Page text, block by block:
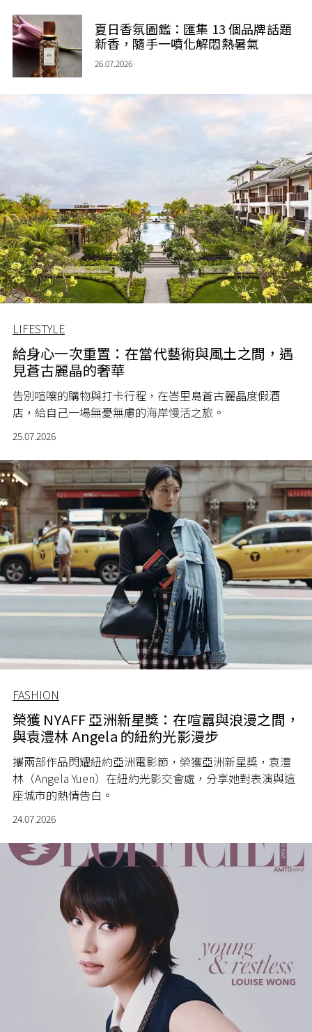
夏日香氛圖鑑：匯集 13 個品牌話題
新香，隨手一噴化解悶熱暑氣
26.07.2026
LIFESTYLE
給身心一次重置：在當代藝術與風土之間，遇
見蒼古麗晶的奢華
告別喧嚷的購物與打卡行程，在峇里島蒼古麗晶度假酒
店，給自己一場無憂無慮的海岸慢活之旅。
25.07.2026
FASHION
榮獲 NYAFF 亞洲新星獎：在喧囂與浪漫之間，
與袁澧林 Angela 的紐約光影漫步
攜兩部作品閃耀紐約亞洲電影節，榮獲亞洲新星獎，袁澧
林（Angela Yuen）在紐約光影交會處，分享她對表演與這
座城市的熱情告白。
24.07.2026